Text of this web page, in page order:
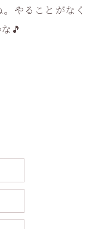
やることがなく
🎵